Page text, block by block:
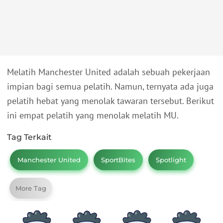
Melatih Manchester United adalah sebuah pekerjaan
impian bagi semua pelatih. Namun, ternyata ada juga
pelatih hebat yang menolak tawaran tersebut. Berikut
ini empat pelatih yang menolak melatih MU.
Tag Terkait
Manchester United SportBites Spotlight
More Tag